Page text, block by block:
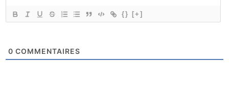
{} [+]
0 COMMENTAIRES